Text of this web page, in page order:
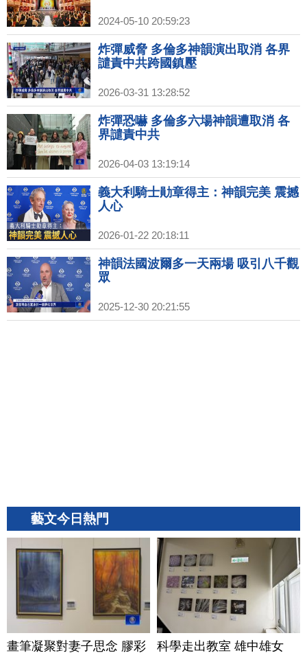
2024-05-10 20:59:23
炸彈威脅 多倫多神韻演出取消 各界
譴責中共跨國鎮壓
2026-03-31 13:28:52
炸彈恐嚇 多倫多六場神韻遭取消 各
界譴責中共
2026-04-03 13:19:14
義大利騎士勛章得主：神韻完美 震撼
人心
2026-01-22 20:18:11
神韻法國波爾多一天兩場 吸引八千觀
眾
2025-12-30 20:21:55
藝文今日熱門
畫筆凝聚對妻子思念 膠彩 科學走出教室 雄中雄女